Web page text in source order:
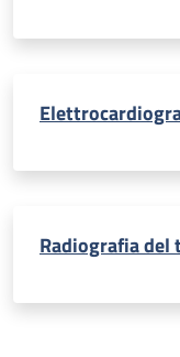
Radiografia del